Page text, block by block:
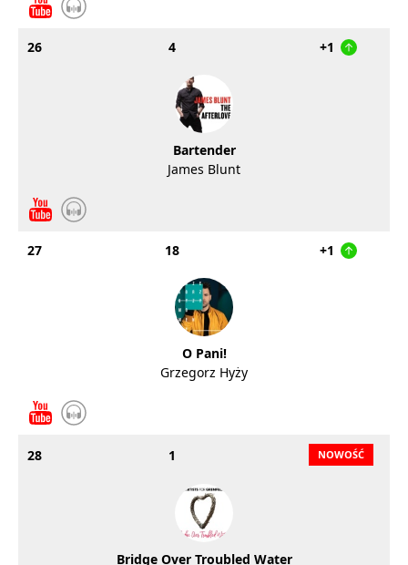
26 4 +1
Bartender
James Blunt
27 18 +1
O Pani!
Grzegorz Hyży
28 1
Bridge Over Troubled Water